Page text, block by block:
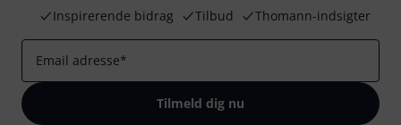
Inspirerende bidrag
Tilbud Thomann-indsigter
Email adresse*
Tilmeld dig nu